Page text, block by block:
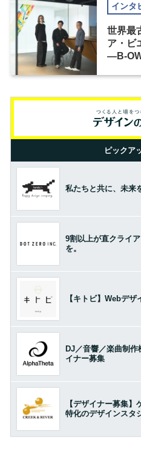
インタ
世界最
ア・ビ
―B-
ピックア
私たちと共に、未来
9割以上が直クライ
を。
【キトビ】Webデ
DJ／音響／楽曲制
イナー募集
【デザイナー募集
特化のデザインスタ